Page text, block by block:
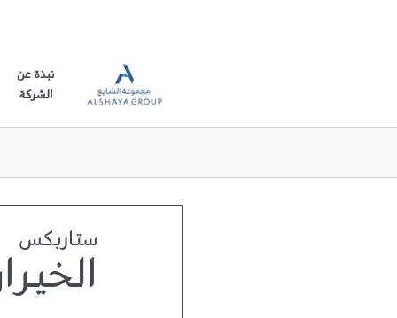
نبذة عن
الشركة
ستاربكس